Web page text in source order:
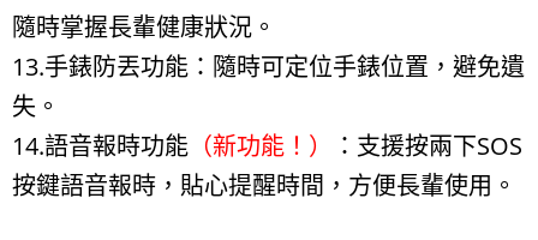
隨時掌握長輩健康狀況。
13.手錶防丟功能：隨時可定位手錶位置，避免遺
失。
14.語音報時功能 （新功能！）
：支援按兩下SOS
按鍵語音報時，貼心提醒時間，方便長輩使用。